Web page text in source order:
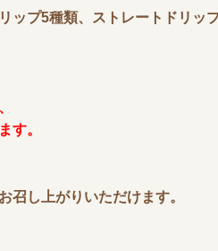
ップ5種類、ストレートドリッ
す。
召し上がりいただけます。